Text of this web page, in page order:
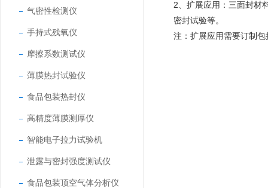
气密性检测仪
手持式残氧仪
摩擦系数测试仪
薄膜热封试验仪
食品包装热封仪
高精度薄膜测厚仪
智能电子拉力试验机
泄露与密封强度测试仪
食品包装顶空气体分析仪
2、扩展应用：三面封材
密封试验等。
注：扩展应用需要订制